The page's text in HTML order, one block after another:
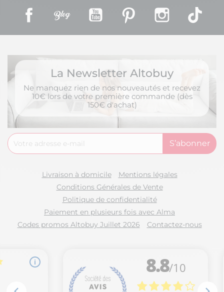
Facebook YouTube Pinterest Instagram
La Newsletter Altobuy
Ne manquez rien de nos nouveautés et recevez
10€ lors de votre première commande (dès
150€ d'achat)
Livraison à domicile
Mentions légales
Conditions Générales de Vente
Politique de confidentialité
Paiement en plusieurs fois avec Alma
Codes promos Altobuy Juillet 2026
Contactez-nous